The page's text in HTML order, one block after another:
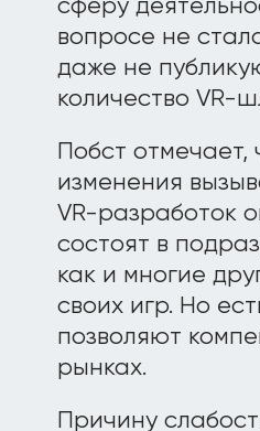
сферу
вопросе не
даже не
количество VR-
Побст
изменения
VR-разработок
состоят в
как и многие
своих игр. Но
позволяют
рынках.
Причину